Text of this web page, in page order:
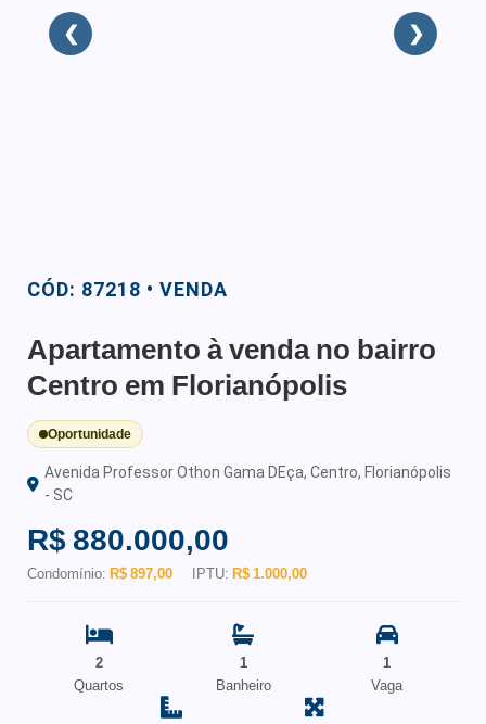
❮ ❯
CÓD: 87218 • VENDA
Apartamento à venda no bairro
Centro em Florianópolis
Oportunidade
Avenida Professor Othon Gama DEça, Centro, Florianópolis
- SC
R$ 880.000,00
Condomínio: R$ 897,00 IPTU: R$ 1.000,00
2
Quartos
1
Banheiro
1
Vaga